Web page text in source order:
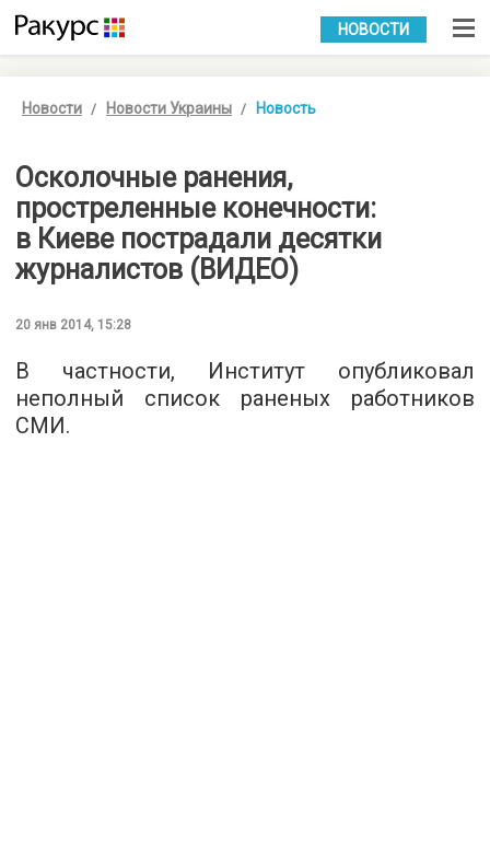
УКР РУС
НОВОСТИ
Новости Новости Украины Новость
Осколочные ранения,
простреленные конечности:
в Киеве пострадали десятки
журналистов (ВИДЕО)
20 янв 2014, 15:28
В частности, Институт опубликовал
неполный список раненых работников
СМИ.